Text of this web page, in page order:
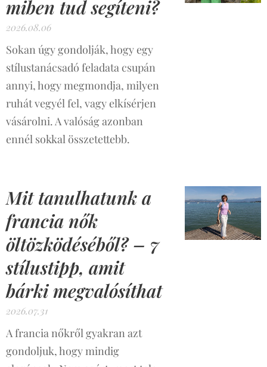
miben tud segíteni?
2026.08.06
Sokan úgy gondolják, hogy egy
stílustanácsadó feladata csupán
annyi, hogy megmondja, milyen
ruhát vegyél fel, vagy elkísérjen
vásárolni. A valóság azonban
ennél sokkal összetettebb.
Mit tanulhatunk a
francia nők
öltözködéséből? – 7
stílustipp, amit
bárki megvalósíthat
2026.07.31
A francia nőkről gyakran azt
gondoljuk, hogy mindig